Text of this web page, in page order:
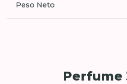
Peso Neto
Perfume